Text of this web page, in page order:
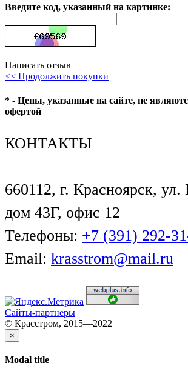
Введите код, указанный на картинке:
Написать отзыв
<< Продолжить покупки
* - Цены, указанные на сайте, не
офертой
КОНТАКТЫ
660112, г. Красноярск, ул.
дом 43Г, офис 12
Телефоны: +7 (391) 292-
Email: krasstrom@mail.ru
Сайты-партнеры
© Красстром, 2015—2022
×
Modal title